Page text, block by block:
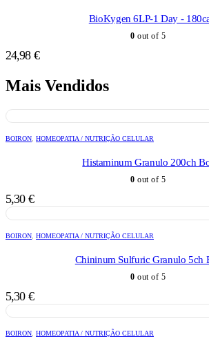
BioKygen 6LP-1 Day -
0 out of 5
24,98 €
Mais Vendidos
BOIRON HOMEOPATIA / NUTRIÇÃO CELULAR
Histaminum Granulo 200ch
0 out of 5
5,30 €
BOIRON HOMEOPATIA / NUTRIÇÃO CELULAR
Chininum Sulfuric Granulo 5ch
0 out of 5
5,30 €
BOIRON HOMEOPATIA / NUTRIÇÃO CELULAR